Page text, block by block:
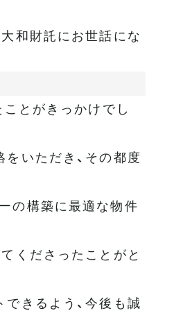
和財託にお世話にな
とがきっかけでし
いただき、その都度
の構築に最適な物件
くださったことがと
きるよう、今後も誠